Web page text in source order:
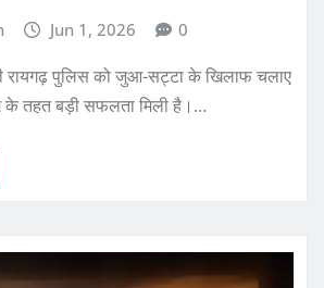
Jun 1, 2026 0
रायगढ़ पुलिस को जुआ-सट्टा के खिलाफ चलाए
तहत बड़ी सफलता मिली है।…